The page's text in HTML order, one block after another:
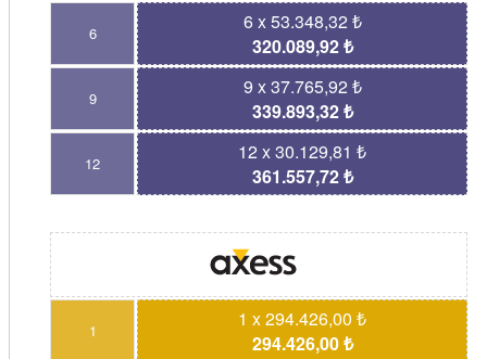
6
6 x 53.348,32 ₺
320.089,92 ₺
9
9 x 37.765,92 ₺
339.893,32 ₺
12
12 x 30.129,81 ₺
361.557,72 ₺
1
1 x 294.426,00 ₺
294.426,00 ₺